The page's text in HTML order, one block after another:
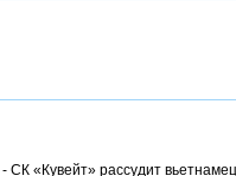
СК «Кувейт» рассудит